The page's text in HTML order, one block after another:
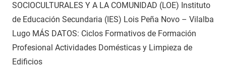
SOCIOCULTURALES Y A LA COMUNIDAD (LOE) Instituto
de Educación Secundaria (IES) Lois Peña Novo – Vilalba
Lugo MÁS DATOS: Ciclos Formativos de Formación
Profesional Actividades Domésticas y Limpieza de
Edificios